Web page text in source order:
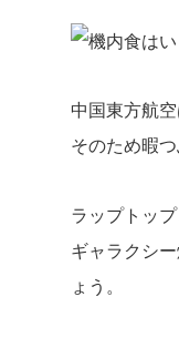
中国東方航
そのため暇
ラップトッ
ギャラクシ
ょう。